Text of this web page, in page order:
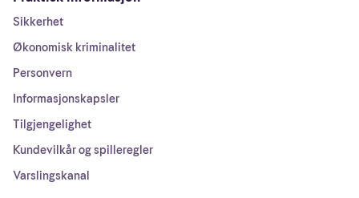
Sikkerhet
Økonomisk kriminalitet
Personvern
Informasjonskapsler
Tilgjengelighet
Kundevilkår og spilleregler
Varslingskanal